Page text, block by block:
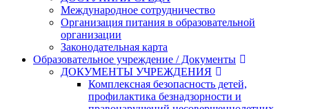
Международное сотрудничество
Организация питания в образовательной
организации
Законодательная карта
Образовательное учреждение / Документы
ДОКУМЕНТЫ УЧРЕЖДЕНИЯ
Комплексная безопасность детей,
профилактика безнадзорности и